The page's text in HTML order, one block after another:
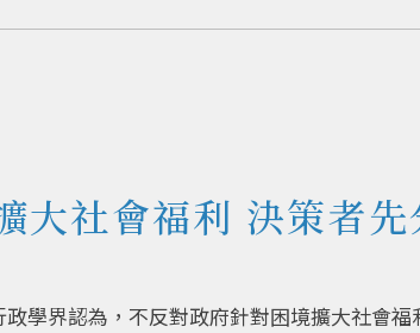
大社會福利 決策者
學界認為，不反對政府針對困境擴大社會